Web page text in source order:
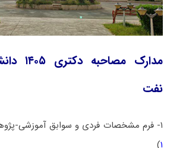
مدارک
نفت
۱- فرم مشخصات فردی و سوابق آموزشی-پژوهشی (
۱)